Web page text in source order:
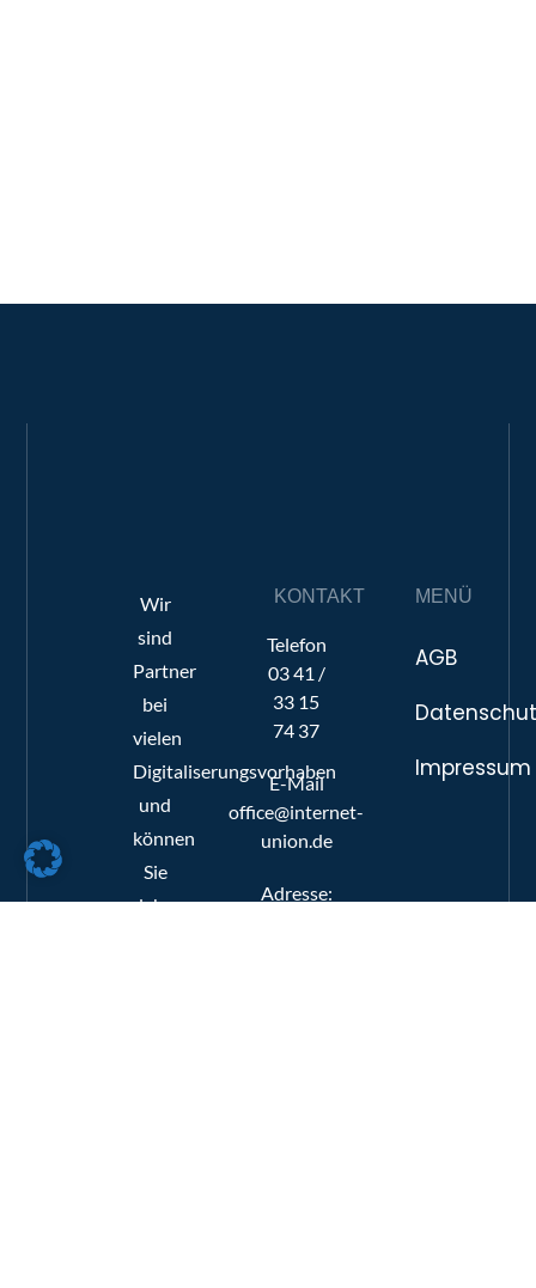
Wir
sind
Partner
bei
vielen
Digitaliserungsvorhaben
und
können
Sie
daher
KONTAKT
Telefon
03 41 /
33 15
74 37
E-Mail
office@internet-
union.de
Adresse:
MENÜ
AGB
Impressum